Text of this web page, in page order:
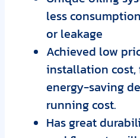
less
or leakage
Achieved low
installation cost,
energy-saving
running cost.
Has great